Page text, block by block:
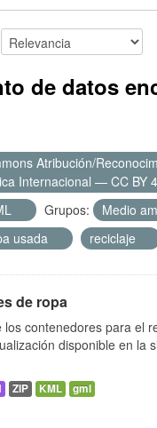
de datos
Atribución/
Internacional — CC BY
Grupos:
Medio
usada reciclaje
de ropa
los contenedores para el
disponible en la
ZIP KML gml